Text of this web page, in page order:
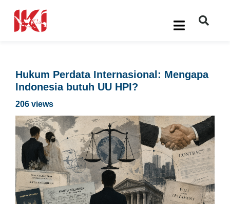
Hukum Perdata Internasional: Mengapa
Indonesia butuh UU HPI?
206 views